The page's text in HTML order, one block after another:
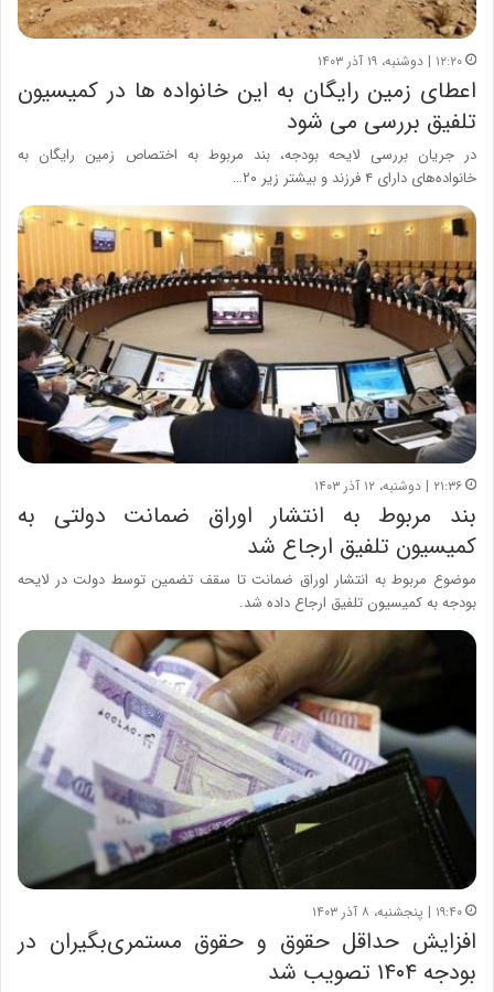
۱۲:۲۰ | دوشنبه، ۱۹ آذر ۱۴۰۳
اعطای زمین رایگان به این خانواده ها در کمیسیون
تلفیق بررسی می شود
در جریان بررسی لایحه بودجه، بند مربوط به اختصاص زمین رایگان به
خانواده‌های دارای ۴ فرزند و بیشتر زیر ۲۰…
۲۱:۳۶ | دوشنبه، ۱۲ آذر ۱۴۰۳
بند مربوط به انتشار اوراق ضمانت دولتی به
کمیسیون تلفیق ارجاع شد
موضوع مربوط به انتشار اوراق ضمانت تا سقف تضمین توسط دولت در لایحه
بودجه به کمیسیون تلفیق ارجاع داده شد.
۱۹:۴۰ | پنجشنبه، ۸ آذر ۱۴۰۳
افزایش حداقل حقوق و حقوق مستمری‌بگیران در
بودجه ۱۴۰۴ تصویب شد